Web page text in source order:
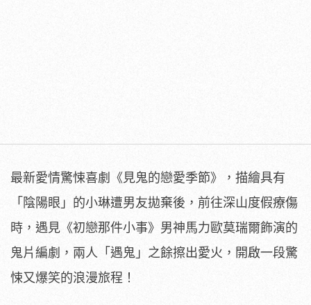
最新愛情驚悚喜劇《見鬼的戀愛季節》，描繪具有
「陰陽眼」的小琳遭男友拋棄後，前往深山度假療傷
時，遇見《初戀那件小事》男神馬力歐莫瑞爾飾演的
鬼片編劇，兩人「遇鬼」之餘擦出愛火，開啟一段驚
悚又爆笑的浪漫旅程！